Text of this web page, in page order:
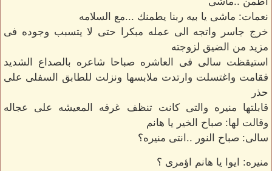
نعمات: ماشى يا بيه ربنا يطمنك ...مع السلامه
خرج جاسر واتجه الى عمله مبكرا حتى لا يتسبب وجوده فى
مزيد من الضيق لزوجته
استيقظت سالى فى العاشره صباحا شاعره بالصداع الشديد
فقامت واغتسلت وارتدت ملابسها ونزلت للطابق السفلى على
حذر
قابلتها منيره والتى كانت تنظف غرفه المعيشه على عجاله
وقالت لها: صباح الخير يا هانم
سالى: صباح النور ..انتى منيره؟
منيره: ايوا يا هانم اؤمرى ؟